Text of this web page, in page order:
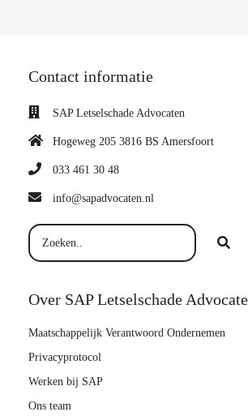
Contact informatie
SAP Letselschade Advocaten
Hogeweg 205 3816 BS Amersfoort
033 461 30 48
info@sapadvocaten.nl
Over SAP Letselschade
Maatschappelijk Verantwoord Ondernemen
Privacyprotocol
Werken bij SAP
Ons team